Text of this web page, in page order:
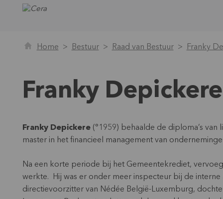
Home Bestuur Raad van Bestuur Franky
Franky Depickere
Franky Depickere(°1959) behaalde de diploma’s van
master in het financieel management van
Na een korte periode bij het Gemeentekrediet,
werkte. Hij was er onder meer inspecteur bij de interne
directievoorzitter van Nédée België-Luxemburg,